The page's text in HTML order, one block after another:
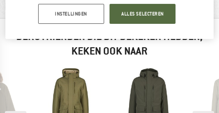
PRODUCTBESCHRIJVING
BERGVRIENDEN DIE DIT BEKEKEN HEBBEN,
KEKEN OOK NAAR
INSTELLINGEN ALLES SELECTEREN